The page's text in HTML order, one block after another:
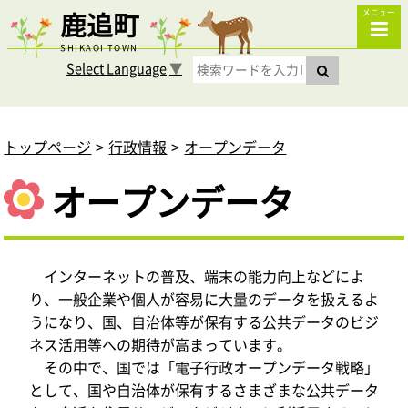
鹿追町
SHIKAOI TOWN
メニュー
Select Language▼
トップページ 行政情報 オープンデータ
オープンデータ
インターネットの普及、端末の能力向上などによ
り、一般企業や個人が容易に大量のデータを扱えるよ
うになり、国、自治体等が保有する公共データのビジ
ネス活用等への期待が高まっています。
その中で、国では「電子行政オープンデータ戦略」
として、国や自治体が保有するさまざまな公共データ